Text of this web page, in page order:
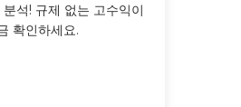
석! 규제 없는 고수익이
확인하세요.